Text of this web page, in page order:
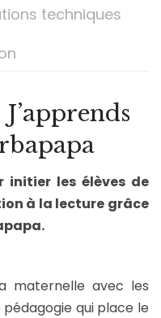
techniques
initier les élèves de
à la lecture grâce
maternelle avec les
pédagogie qui place le